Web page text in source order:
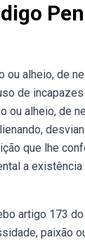
ou alheio, de
de
ou alheio, de
que lhe
a
artigo 173
paixão